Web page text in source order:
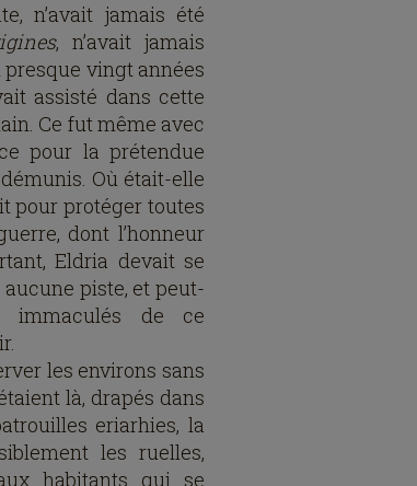
n’avait jamais été
, n’avait jamais
vingt années
assisté dans cette
Ce fut même avec
pour la prétendue
Où était-elle
pour protéger toutes
dont l’honneur
Eldria devait se
piste, et peut-
immaculés de ce
les environs sans
là, drapés dans
eriarhies, la
les ruelles,
habitants qui se